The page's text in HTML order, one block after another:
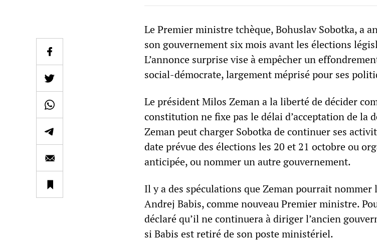
Le Premier ministre tchèque, Bohuslav Sobotka, a
son gouvernement six mois avant les élections
L’annonce surprise vise à empêcher un
social-démocrate, largement méprisé pour ses
Le président Milos Zeman a la liberté de décider
constitution ne fixe pas le délai d’acceptation de la
Zeman peut charger Sobotka de continuer ses
date prévue des élections les 20 et 21 octobre ou
anticipée, ou nommer un autre gouvernement.
Il y a des spéculations que Zeman pourrait
Andrej Babis, comme nouveau Premier ministre.
déclaré qu’il ne continuera à diriger l’ancien
si Babis est retiré de son poste ministériel.